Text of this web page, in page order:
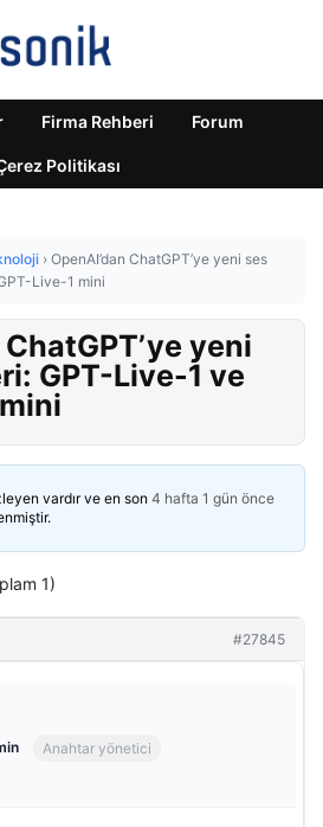
Firma Rehberi Forum
Politikası
› OpenAI’dan ChatGPT’ye yeni ses
Live-1 mini
yeni
GPT-Live-1 ve
vardır ve en son 4 hafta 1 gün önce
1)
#27845
Anahtar yönetici